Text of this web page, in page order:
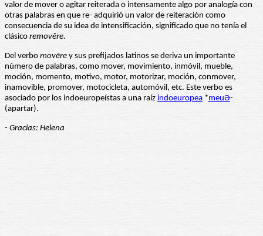
valor de mover o agitar reiterada o intensamente algo por analogía con
otras palabras en que re- adquirió un valor de reiteración como
consecuencia de su idea de intensificación, significado que no tenía el
clásico removēre.
Del verbo movēre y sus prefijados latinos se deriva un importante
número de palabras, como mover, movimiento, inmóvil, mueble,
moción, momento, motivo, motor, motorizar, moción, conmover,
inamovible, promover, motocicleta, automóvil, etc. Este verbo es
asociado por los indoeuropeístas a una raíz indoeuropea *meuƏ-
(apartar).
- Gracias: Helena